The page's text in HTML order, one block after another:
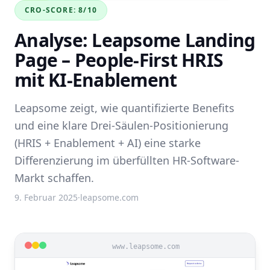
CRO-SCORE: 8/10
Analyse: Leapsome Landing
Page – People-First HRIS
mit KI-Enablement
Leapsome zeigt, wie quantifizierte Benefits
und eine klare Drei-Säulen-Positionierung
(HRIS + Enablement + AI) eine starke
Differenzierung im überfüllten HR-Software-
Markt schaffen.
9. Februar 2025·leapsome.com
www.leapsome.com